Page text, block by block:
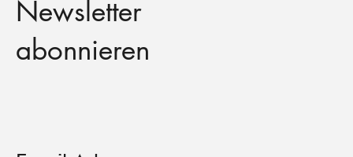
Newsletter
abonnieren